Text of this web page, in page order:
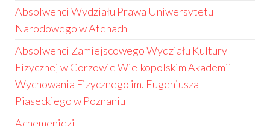
Absolwenci Wydziału Prawa Uniwersytetu
Narodowego w Atenach
Absolwenci Zamiejscowego Wydziału Kultury
Fizycznej w Gorzowie Wielkopolskim Akademii
Wychowania Fizycznego im. Eugeniusza
Piaseckiego w Poznaniu
Achemenidzi